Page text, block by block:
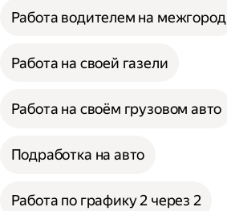
Работа водителем на межгород
Работа на своей газели
Работа на своём грузовом авто
Подработка на авто
Работа по графику 2 через 2